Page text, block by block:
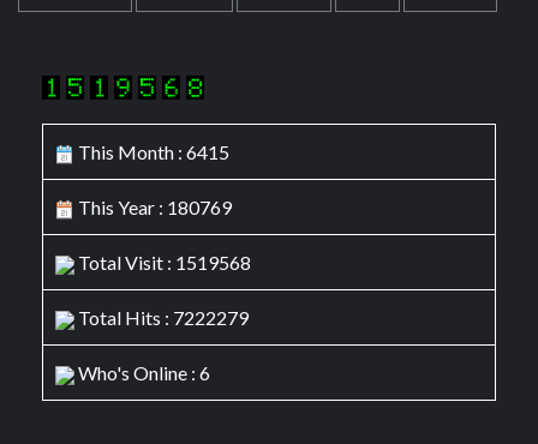
This Month : 6415
This Year : 180769
Total Visit : 1519568
Total Hits : 7222279
Who's Online : 6